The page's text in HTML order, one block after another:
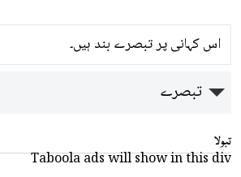
اس کہانی پر تبصرے بند ہیں۔
تبصرے
تبولا
Taboola ads will show in this div